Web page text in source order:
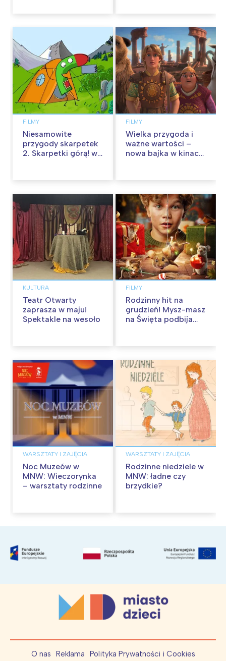
FILMY
Niesamowite
przygody skarpetek
2. Skarpetki górą! w
FILMY
Wielka przygoda i
ważne wartości –
nowa bajka w kinach
KULTURA
Teatr Otwarty
zaprasza w maju!
Spektakle na wesoło
FILMY
Rodzinny hit na
grudzień! Mysz-masz
na Święta podbija
WARSZTATY I ZAJĘCIA
Noc Muzeów w
MNW: Wieczorynka
– warsztaty rodzinne
WARSZTATY I ZAJĘCIA
Rodzinne niedziele w
MNW: ładne czy
brzydkie?
O nas Reklama Polityka Prywatności i Cookies